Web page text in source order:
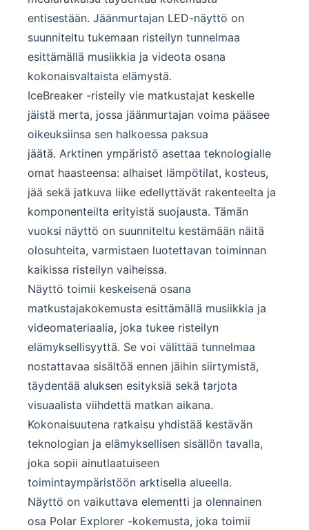
entisestään. Jäänmurtajan LED-näyttö on
suunniteltu tukemaan risteilyn tunnelmaa
esittämällä musiikkia ja videota osana
kokonaisvaltaista elämystä.
IceBreaker -risteily vie matkustajat keskelle
jäistä merta, jossa jäänmurtajan voima pääsee
oikeuksiinsa sen halkoessa paksua
jäätä. Arktinen ympäristö asettaa teknologialle
omat haasteensa: alhaiset lämpötilat, kosteus,
jää sekä jatkuva liike edellyttävät rakenteelta ja
komponenteilta erityistä suojausta. Tämän
vuoksi näyttö on suunniteltu kestämään näitä
olosuhteita, varmistaen luotettavan toiminnan
kaikissa risteilyn vaiheissa.
Näyttö toimii keskeisenä osana
matkustajakokemusta esittämällä musiikkia ja
videomateriaalia, joka tukee risteilyn
elämyksellisyyttä. Se voi välittää tunnelmaa
nostattavaa sisältöä ennen jäihin siirtymistä,
täydentää aluksen esityksiä sekä tarjota
visuaalista viihdettä matkan aikana.
Kokonaisuutena ratkaisu yhdistää kestävän
teknologian ja elämyksellisen sisällön tavalla,
joka sopii ainutlaatuiseen
toimintaympäristöön arktisella alueella.
Näyttö on vaikuttava elementti ja olennainen
osa Polar Explorer -kokemusta, joka toimii